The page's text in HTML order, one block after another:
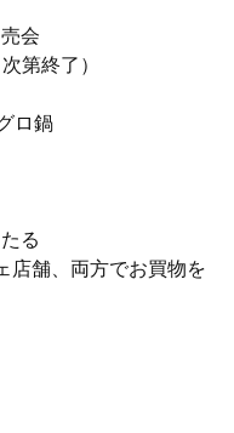
会
第終了）
ロ鍋
る
店舗、両方でお買物を